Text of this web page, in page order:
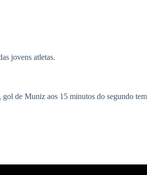
jovens atletas.
de Muniz aos 15 minutos do segundo